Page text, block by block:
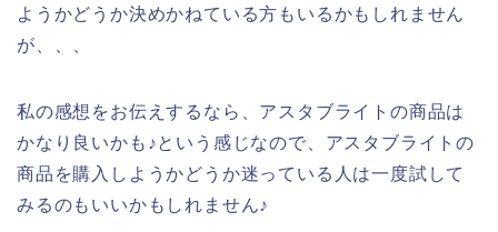
ようかどうか決めかねている方もいるかもしれません
が、、、
私の感想をお伝えするなら、アスタブライトの商品は
かなり良いかも♪という感じなので、アスタブライトの
商品を購入しようかどうか迷っている人は一度試して
みるのもいいかもしれません♪